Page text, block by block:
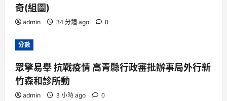
奇(組圖)
admin 34 分鐘 ago 0
分數
眾擎易舉 抗戰疫情 高青縣行政審批辦事局外行新
竹森和診所動
admin 3 小時 ago 0